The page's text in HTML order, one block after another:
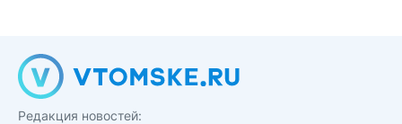
Редакция новостей: